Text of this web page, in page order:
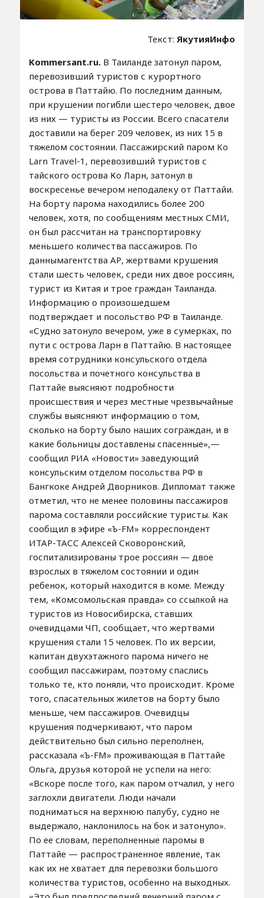
Текст: ЯкутияИнфо
Kommersant.ru.В Таиланде затонул паром,
перевозивший туристов с курортного
острова в Паттайю. По последним данным,
при крушении погибли шестеро человек, двое
из них — туристы из России. Всего спасатели
доставили на берег 209 человек, из них 15 в
тяжелом состоянии. Пассажирский паром Ko
Larn Travel-1, перевозивший туристов с
тайского острова Ко Ларн, затонул в
воскресенье вечером неподалеку от Паттайи.
На борту парома находились более 200
человек, хотя, по сообщениям местных СМИ,
он был рассчитан на транспортировку
меньшего количества пассажиров. По
даннымагентства АР, жертвами крушения
стали шесть человек, среди них двое россиян,
турист из Китая и трое граждан Таиланда.
Информацию о произошедшем
подтверждает и посольство РФ в Таиланде.
«Судно затонуло вечером, уже в сумерках, по
пути с острова Ларн в Паттайю. В настоящее
время сотрудники консульского отдела
посольства и почетного консульства в
Паттайе выясняют подробности
происшествия и через местные чрезвычайные
службы выясняют информацию о том,
сколько на борту было наших сограждан, и в
какие больницы доставлены спасенные»,—
сообщил РИА «Новости» заведующий
консульским отделом посольства РФ в
Бангкоке Андрей Дворников. Дипломат также
отметил, что не менее половины пассажиров
парома составляли российские туристы. Как
сообщил в эфире «Ъ-FM» корреспондент
ИТАР-ТАСС Алексей Сковоронский,
госпитализированы трое россиян — двое
взрослых в тяжелом состоянии и один
ребенок, который находится в коме. Между
тем, «Комсомольская правда» со ссылкой на
туристов из Новосибирска, ставших
очевидцами ЧП, сообщает, что жертвами
крушения стали 15 человек. По их версии,
капитан двухэтажного парома ничего не
сообщил пассажирам, поэтому спаслись
только те, кто поняли, что происходит. Кроме
того, спасательных жилетов на борту было
меньше, чем пассажиров. Очевидцы
крушения подчеркивают, что паром
действительно был сильно переполнен,
рассказала «Ъ-FM» проживающая в Паттайе
Ольга, друзья которой не успели на него:
«Вскоре после того, как паром отчалил, у него
заглохли двигатели. Люди начали
подниматься на верхнюю палубу, судно не
выдержало, наклонилось на бок и затонуло».
По ее словам, переполненные паромы в
Паттайе — распространенное явление, так
как их не хватает для перевозки большого
количества туристов, особенно на выходных.